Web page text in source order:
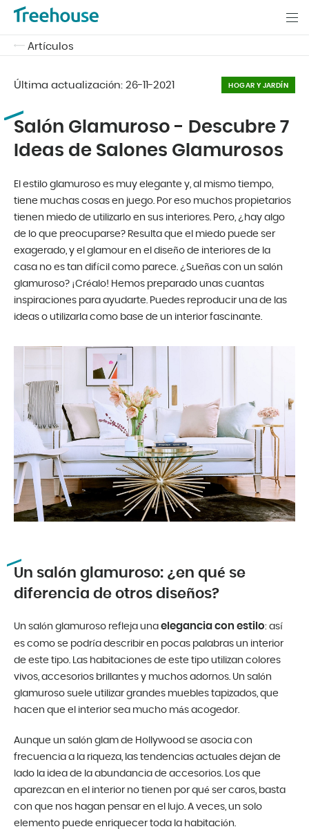
Artículos
Última actualización: 26-11-2021 HOGAR Y JARDÍN
Salón Glamuroso - Descubre 7
Ideas de Salones Glamurosos
El estilo glamuroso es muy elegante y, al mismo tiempo,
tiene muchas cosas en juego. Por eso muchos propietarios
tienen miedo de utilizarlo en sus interiores. Pero, ¿hay algo
de lo que preocuparse? Resulta que el miedo puede ser
exagerado, y el glamour en el diseño de interiores de la
casa no es tan difícil como parece. ¿Sueñas con un salón
glamuroso? ¡Créalo! Hemos preparado unas cuantas
inspiraciones para ayudarte. Puedes reproducir una de las
ideas o utilizarla como base de un interior fascinante.
Un salón glamuroso: ¿en qué se
diferencia de otros diseños?
Un salón glamuroso refleja una elegancia con estilo: así
es como se podría describir en pocas palabras un interior
de este tipo. Las habitaciones de este tipo utilizan colores
vivos, accesorios brillantes y muchos adornos. Un salón
glamuroso suele utilizar grandes muebles tapizados, que
hacen que el interior sea mucho más acogedor.
Aunque un salón glam de Hollywood se asocia con
frecuencia a la riqueza, las tendencias actuales dejan de
lado la idea de la abundancia de accesorios. Los que
aparezcan en el interior no tienen por qué ser caros, basta
con que nos hagan pensar en el lujo. A veces, un solo
elemento puede enriquecer toda la habitación.